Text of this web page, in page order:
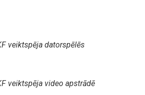
veiktspēja datorspēlēs
veiktspēja video apstrādē